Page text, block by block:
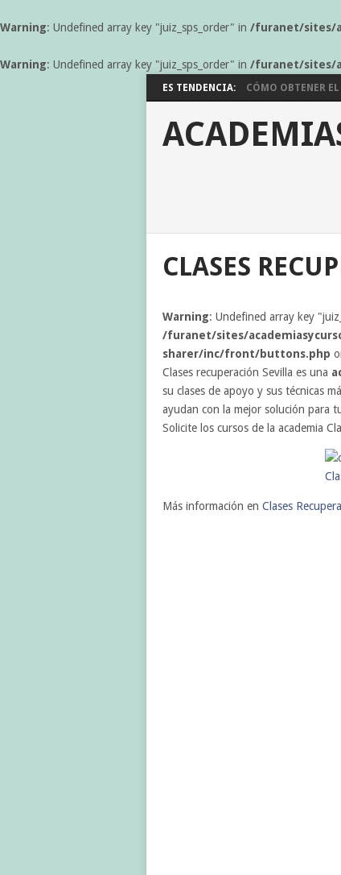
Warning: Undefined array key "juiz_sps_order" in /furanet/sites/
Warning: Undefined array key "juiz_sps_order" in /furanet/sites/
ES TENDENCIA: CÓMO OBTENER
CLASES
Warning: Undefined array key
/furanet/sites/
sharer/inc/front/buttons.php
Clases recuperación Sevilla es una
su clases de apoyo y sus técnicas
ayudan con la mejor solución para
Solicite los cursos de la academia
Más información en Clases